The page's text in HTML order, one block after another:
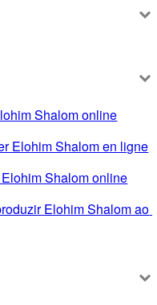
Shalom online
Elohim Shalom en ligne
Shalom online
Elohim Shalom ao